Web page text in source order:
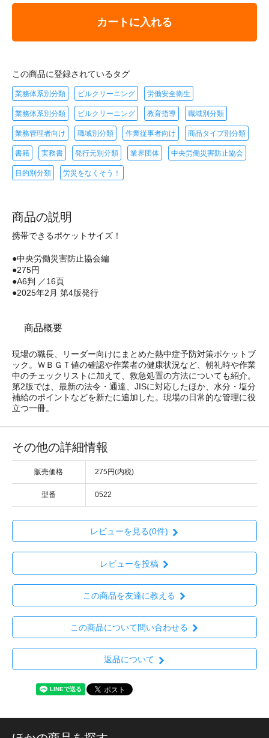
カートに入れる
この商品に登録されているタグ
業務体系別分類 ビルクリーニング 労働安全衛生
業務体系別分類 ビルクリーニング 教育指導 職域別分類
業務管理者向け 職域別分類 作業従事者向け 商品タイプ別分類
書籍 実務書 発行元別分類 業界団体 中央労働災害防止協会
目的別分類 労災をなくそう！
商品の説明
携帯できるポケットサイズ！
●中央労働災害防止協会編
●275円
●A6判 ／16頁
●2025年2月 第4版発行
商品概要
現場の職長、リーダー向けにまとめた熱中症予防対策ポケットブ
ック。ＷＢＧＴ値の確認や作業者の健康状況など、朝礼時や作業
中のチェックリストに加えて、救急処置の方法についても紹介。
第2版では、最新の法令・通達、JISに対応したほか、水分・塩分
補給のポイントなどを新たに追加した。現場の日常的な管理に役
立つ一冊。
その他の詳細情報
販売価格 275円(内税)
型番 0522
レビューを見る(0件)
レビューを投稿
この商品を友達に教える
この商品について問い合わせる
返品について